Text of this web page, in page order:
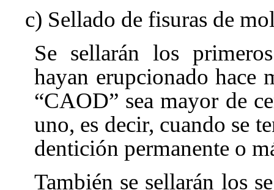
c) Sellado de fisuras de
Se sellarán los
hayan erupcionado hace
“CAOD” sea mayor de
uno, es decir, cuando se
dentición permanente o
También se sellarán los